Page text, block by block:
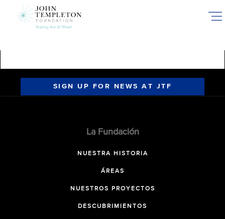
SIGN UP FOR NEWS AT JTF
La Fundación
NUESTRA HISTORIA
ÁREAS
NUESTROS PROYECTOS
DESCUBRIMIENTOS